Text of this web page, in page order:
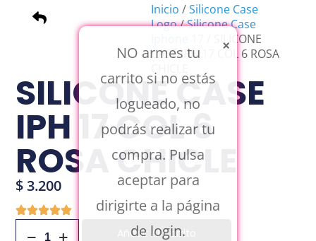
Inicio /Silicone Case
Logo/Silicone Case
/ SILICONE
CASE IPH 17 COL 6 ROSA
CHICLE
SILICONE CASE
IPH 17 COL 6
ROSA CHICLE
$3.200
Añadir Al Carrito
×
NO armes tu
carrito si no estás
logueado, no
podrás realizar tu
compra. Pulsa
aceptar para
dirigirte a la página
de login.